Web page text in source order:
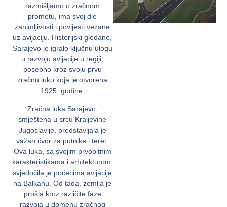
razmišljamo o zračnom
prometu, ima svoj dio
zanimljivosti i povijesti vezane
uz avijaciju. Historijski gledano,
Sarajevo je igralo ključnu ulogu
u razvoju avijacije u regiji,
posebno kroz svoju prvu
zračnu luku koja je otvorena
1925. godine.
Zračna luka Sarajevo,
smještena u srcu Kraljevine
Jugoslavije, predstavljala je
važan čvor za putnike i teret.
Ova luka, sa svojim prvobitnim
karakteristikama i arhitekturom,
svjedočila je počecima avijacije
na Balkanu. Od tada, zemlja je
prošla kroz različite faze
razvoja u domenu zračnog